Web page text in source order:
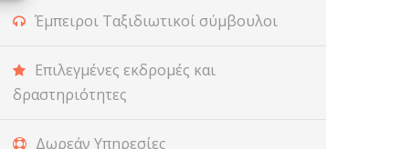
Έμπειροι Ταξιδιωτικοί σύμβουλοι
Επιλεγμένες εκδρομές και
δραστηριότητες
Δωρεάν Υπηρεσίες